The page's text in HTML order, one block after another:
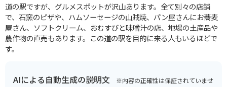
道の駅ですが、グルメスポットが沢山あります。全て別々の店舗
で、石窯のピザや、ハムソーセージの山賊焼、パン屋さんにお蕎麦
屋さん、ソフトクリーム、おむすびと味噌汁の店、地場の土産品や
農作物の直売もあります。この道の駅を目的に来る人もいるほどで
す。
AIによる自動生成の説明文 ※内容の正確性は保証されていませ